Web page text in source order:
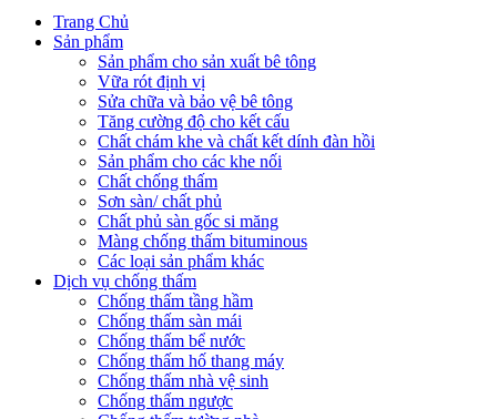
Trang Chủ
Sản phẩm
Sản phẩm cho sản xuất bê tông
Vữa rót định vị
Sửa chữa và bảo vệ bê tông
Tăng cường độ cho kết cấu
Chất chám khe và chất kết dính đàn hồi
Sản phẩm cho các khe nối
Chất chống thấm
Sơn sàn/ chất phủ
Chất phủ sàn gốc si măng
Màng chống thấm bituminous
Các loại sản phẩm khác
Dịch vụ chống thấm
Chống thấm tầng hầm
Chống thấm sàn mái
Chống thấm bể nước
Chống thấm hố thang máy
Chống thấm nhà vệ sinh
Chống thấm ngược